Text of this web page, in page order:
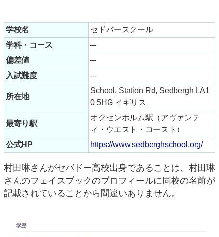
学校名
セドバースクール
学科・コース
─
偏差値
─
入試難度
─
所在地
School, Station Rd, Sedbergh LA1
0 5HG イギリス
最寄り駅
オクセンホルム駅（アヴァンテ
ィ・ウエスト・コースト）
公式HP
https://www.sedberghschool.org/
村田琳さんがセバドー高校出身であることは、村田琳
さんのフェイスブックのプロフィールに同校の名前が
記載されていることから間違いありません。